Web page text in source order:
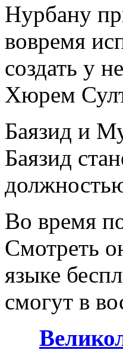
Нурбану
вовремя
создать у
Хюрем
Баязид и
Баязид
Во время
Смотреть
языке
смогут в